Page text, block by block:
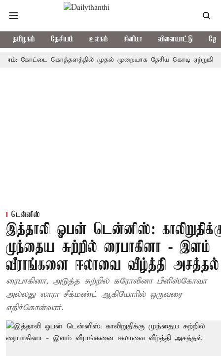
தமிழகம் தேசியம் உலகம் சினிமா விளையாட்டு
கோட்டை கொத்தளத்தில் முதல் முறையாக தேசிய கொடி ஏற்றுகிறார்,
டென்னிஸ்
இத்தாலி ஓபன் டென்னிஸ்:
முந்தைய சுற்றில் ரைபாகினா - இளம்
வீராங்கனை ஈலாவை வீழ்த்தி அசத்தல்
ரைபாகினா, அடுத்த சுற்றில் கரோலினா பிளிஸ்கோவா
அல்லது லாரா சீக்மண்ட் ஆகியோரில் ஒருவரை
எதிர்கொள்வார்.